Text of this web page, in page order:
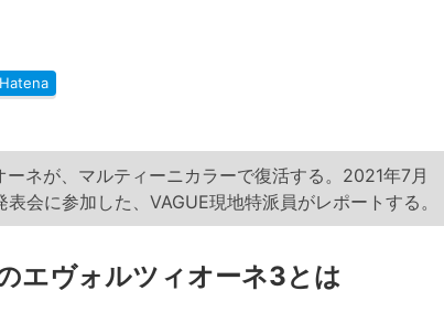
Hatena
ネが、マルティーニカラーで復活する。2021年7月
会に参加した、VAGUE現地特派員がレポートする。
エヴォルツィオーネ3とは